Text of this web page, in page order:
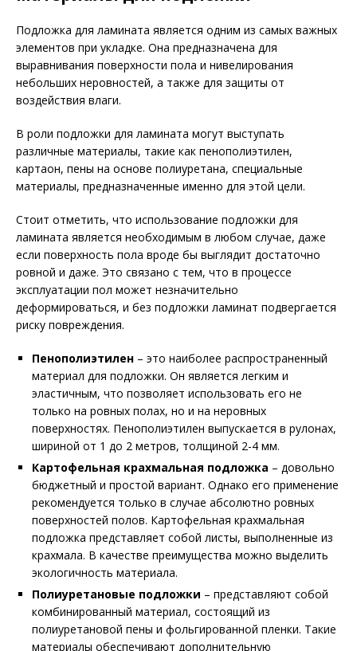
Подложка для ламината является одним из самых важных
элементов при укладке. Она предназначена для
выравнивания поверхности пола и нивелирования
небольших неровностей, а также для защиты от
воздействия влаги.
В роли подложки для ламината могут выступать
различные материалы, такие как пенополиэтилен,
картаон, пены на основе полиуретана, специальные
материалы, предназначенные именно для этой цели.
Стоит отметить, что использование подложки для
ламината является необходимым в любом случае, даже
если поверхность пола вроде бы выглядит достаточно
ровной и даже. Это связано с тем, что в процессе
эксплуатации пол может незначительно
деформироваться, и без подложки ламинат подвергается
риску повреждения.
Пенополиэтилен – это наиболее распространенный
материал для подложки. Он является легким и
эластичным, что позволяет использовать его не
только на ровных полах, но и на неровных
поверхностях. Пенополиэтилен выпускается в рулонах,
шириной от 1 до 2 метров, толщиной 2-4 мм.
Картофельная крахмальная подложка – довольно
бюджетный и простой вариант. Однако его применение
рекомендуется только в случае абсолютно ровных
поверхностей полов. Картофельная крахмальная
подложка представляет собой листы, выполненные из
крахмала. В качестве преимущества можно выделить
экологичность материала.
Полиуретановые подложки – представляют собой
комбинированный материал, состоящий из
полиуретановой пены и фольгированной пленки. Такие
материалы обеспечивают дополнительную